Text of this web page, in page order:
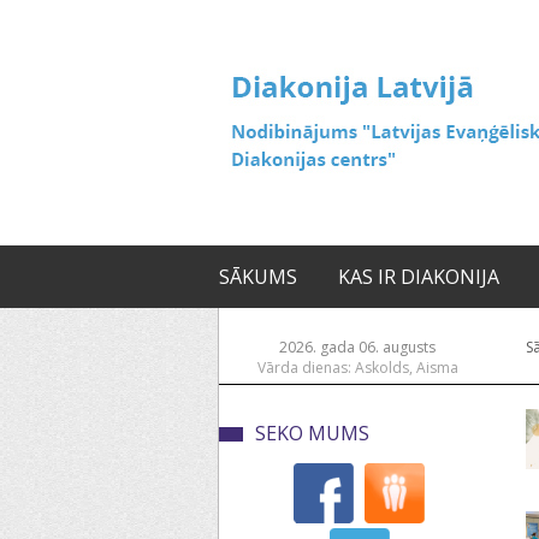
SĀKUMS KAS IR DIAKONIJA
2026. gada 06. augusts
Vārda dienas: Askolds, Aisma
SEKO MUMS